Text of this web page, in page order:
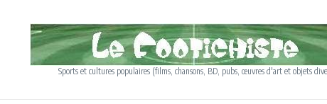
Sports et cultures populaires (films, chansons, BD, pubs, œuvres d'art et objets